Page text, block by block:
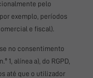
pelo
exemplo, períodos
e fiscal).
no consentimento
1, alínea a), do RGPD,
até que o utilizador